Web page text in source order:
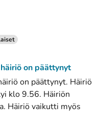
on päättynyt
on päättynyt. Häiriö
klo 9.56. Häiriön
Häiriö vaikutti myös